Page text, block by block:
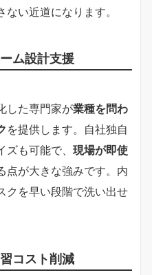
い近道になります。
ム設計支援
した専門家が業種を問わ
を提供します。自社独自
も可能で、 現場が即使
点が大きな強みです。内
クを早い段階で洗い出せ
コスト削減